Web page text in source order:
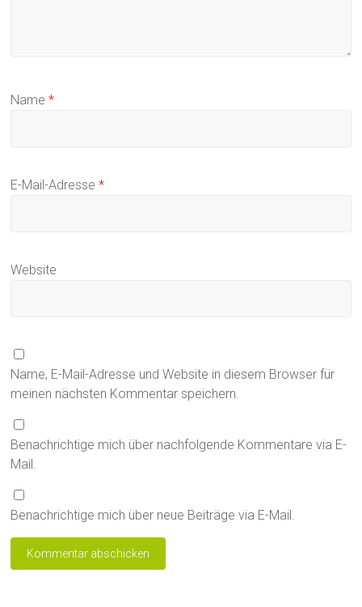
Name*
E-Mail-Adresse*
Website
Name, E-Mail-Adresse und Website in diesem Browser für
meinen nächsten Kommentar speichern.
Benachrichtige mich über nachfolgende Kommentare via E-
Mail.
Benachrichtige mich über neue Beiträge via E-Mail.